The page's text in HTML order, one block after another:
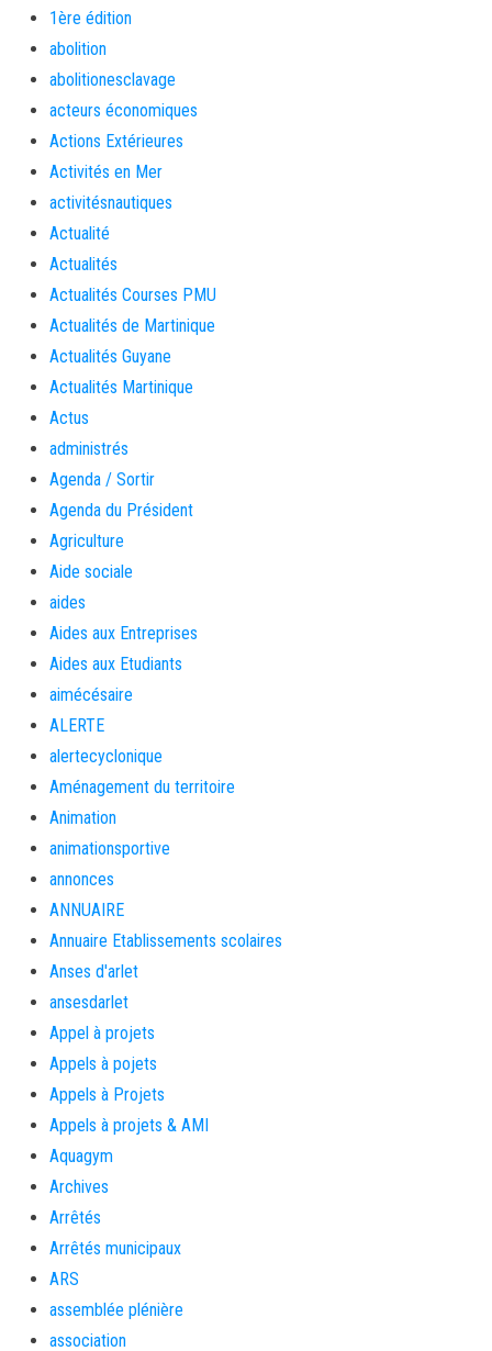
1ère édition
abolition
abolitionesclavage
acteurs économiques
Actions Extérieures
Activités en Mer
activitésnautiques
Actualité
Actualités
Actualités Courses PMU
Actualités de Martinique
Actualités Guyane
Actualités Martinique
Actus
administrés
Agenda / Sortir
Agenda du Président
Agriculture
Aide sociale
aides
Aides aux Entreprises
Aides aux Etudiants
aimécésaire
ALERTE
alertecyclonique
Aménagement du territoire
Animation
animationsportive
annonces
ANNUAIRE
Annuaire Etablissements scolaires
Anses d'arlet
ansesdarlet
Appel à projets
Appels à pojets
Appels à Projets
Appels à projets & AMI
Aquagym
Archives
Arrêtés
Arrêtés municipaux
ARS
assemblée plénière
association